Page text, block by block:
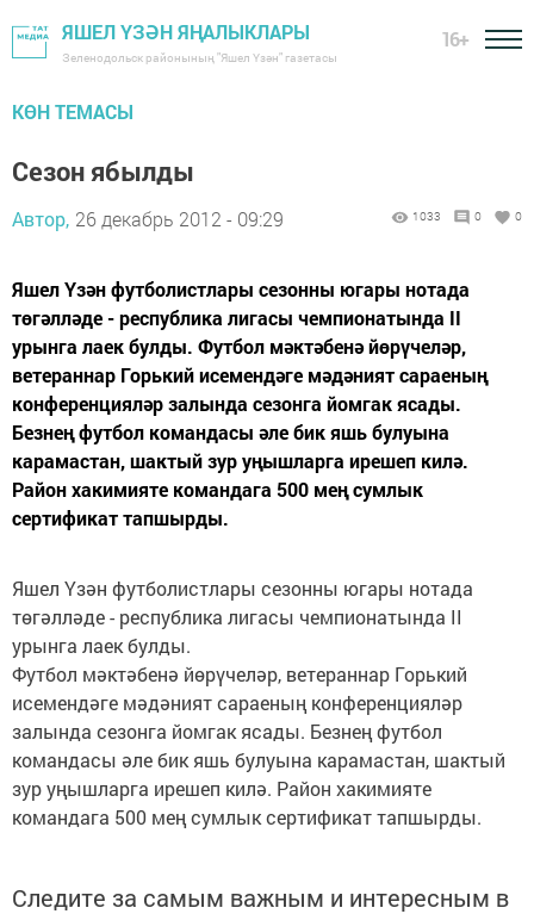
ЯШЕЛ ҮЗӘН ЯҢАЛЫКЛАРЫ
Зеленодольск районының "Яшел Үзән" газетасы
16+
КӨН ТЕМАСЫ
Сезон ябылды
Автор, 26 декабрь 2012 - 09:29 1033 0 0
Яшел Үзән футболистлары сезонны югары нотада
төгәлләде - республика лигасы чемпионатында II
урынга лаек булды. Футбол мәктәбенә йөрүчеләр,
ветераннар Горький исемендәге мәдәният сараеның
конференцияләр залында сезонга йомгак ясады.
Безнең футбол командасы әле бик яшь булуына
карамастан, шактый зур уңышларга ирешеп килә.
Район хакимияте командага 500 мең сумлык
сертификат тапшырды.
Яшел Үзән футболистлары сезонны югары нотада
төгәлләде - республика лигасы чемпионатында II
урынга лаек булды.
Футбол мәктәбенә йөрүчеләр, ветераннар Горький
исемендәге мәдәният сараеның конференцияләр
залында сезонга йомгак ясады. Безнең футбол
командасы әле бик яшь булуына карамастан, шактый
зур уңышларга ирешеп килә. Район хакимияте
командага 500 мең сумлык сертификат тапшырды.
Следите за самым важным и интересным в